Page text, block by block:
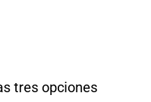
tres opciones